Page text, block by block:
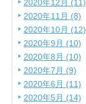
2020年12月 (11)
2020年11月 (8)
2020年10月 (12)
2020年9月 (10)
2020年8月 (10)
2020年7月 (9)
2020年6月 (11)
2020年5月 (14)